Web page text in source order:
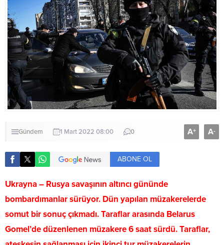
Gündem 1 Mart 2022 08:00 0 A+ A-
ABONE OL
Ukrayna – Rusya savaşının altıncı gününde
bombardımanlar sürüyor. Dün yapılan müzakerelerde
somut bir sonuç çıkmadı. Taraflar arasında Belarus
Gomel’de düzenlenen müzakere 6 saat sürdü. Taraflar,